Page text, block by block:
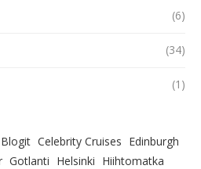
(6)
(34)
(1)
Blogit Celebrity Cruises Edinburgh
Gotlanti Helsinki Hiihtomatka